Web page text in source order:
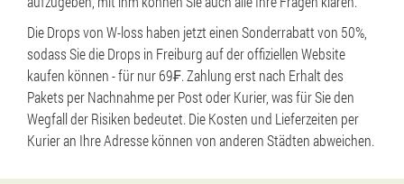
Die Drops von W-loss haben jetzt einen Sonderrabatt von 50%,
sodass Sie die Drops in Freiburg auf der offiziellen Website
kaufen können - für nur 69₣. Zahlung erst nach Erhalt des
Pakets per Nachnahme per Post oder Kurier, was für Sie den
Wegfall der Risiken bedeutet. Die Kosten und Lieferzeiten per
Kurier an Ihre Adresse können von anderen Städten abweichen.